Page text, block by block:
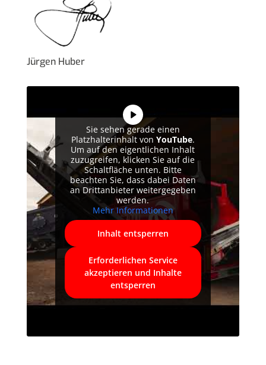
Jürgen Huber
Sie sehen gerade einen
Platzhalterinhalt von YouTube.
Um auf den eigentlichen Inhalt
zuzugreifen, klicken Sie auf die
Schaltfläche unten. Bitte
beachten Sie, dass dabei Daten
an Drittanbieter weitergegeben
werden.
Mehr Informationen
Inhalt entsperren
Erforderlichen Service
akzeptieren und Inhalte
entsperren